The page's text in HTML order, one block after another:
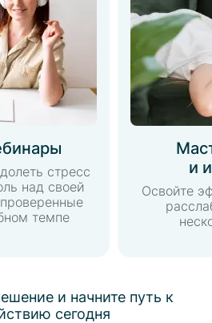
стресс
над своей
темпе
и
Освойте
и начните путь к
сегодня